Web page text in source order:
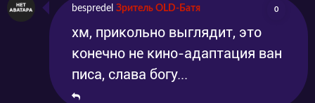
bespredel Зритель OLD-Батя 0
хм, прикольно выглядит, это
конечно не кино-адаптация ван
писа, слава богу...